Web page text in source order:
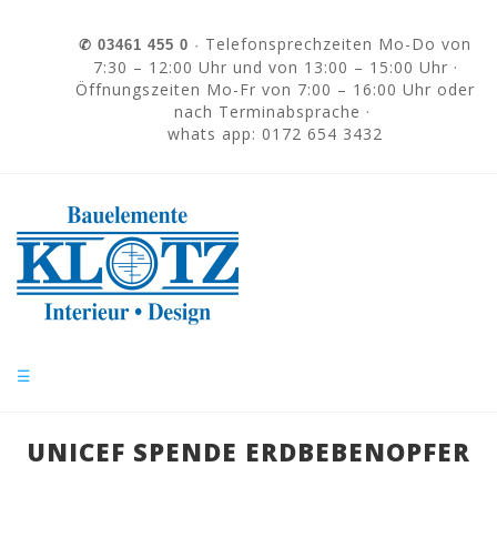
✆ 03461 455 0 · Telefonsprechzeiten Mo-Do von
7:30 – 12:00 Uhr und von 13:00 – 15:00 Uhr ·
Öffnungszeiten Mo-Fr von 7:00 – 16:00 Uhr oder
nach Terminabsprache ·
whats app: 0172 654 3432
☰
UNICEF SPENDE ERDBEBENOPFER